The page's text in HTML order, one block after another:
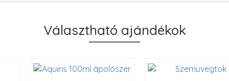
Választható ajándékok